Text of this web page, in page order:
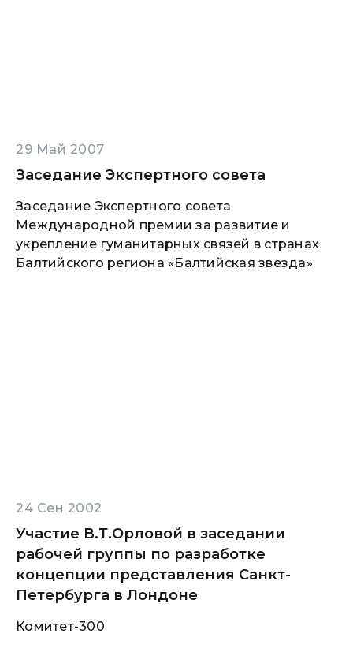
29 Май 2007
Заседание Экспертного совета
Заседание Экспертного совета
Международной премии за развитие и
укрепление гуманитарных связей в странах
Балтийского региона «Балтийская звезда»
24 Сен 2002
Участие В.Т.Орловой в заседании
рабочей группы по разработке
концепции представления Санкт-
Петербурга в Лондоне
Комитет-300